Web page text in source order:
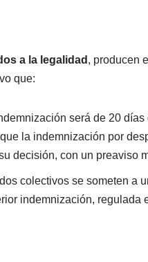
a la legalidad , producen
que:
será de 20
la indemnización por
decisión, con un preaviso
colectivos se someten a
indemnización, regulada